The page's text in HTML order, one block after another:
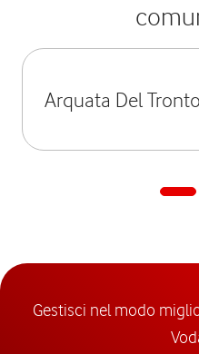
Arquata Del Tronto
Gestisci nel modo